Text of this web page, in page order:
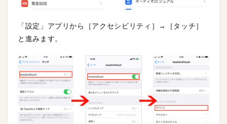
「設定」アプリから［アクセシビリティ］→［タッチ］
と進みます。